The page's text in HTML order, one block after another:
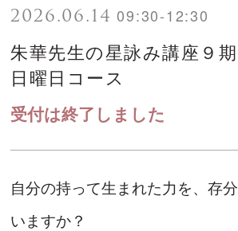
2026.06.14 09:30-12:30
朱華先生の星詠み講座９
日曜日コース
受付は終了しました
自分の持って生まれた力を、存
いますか？